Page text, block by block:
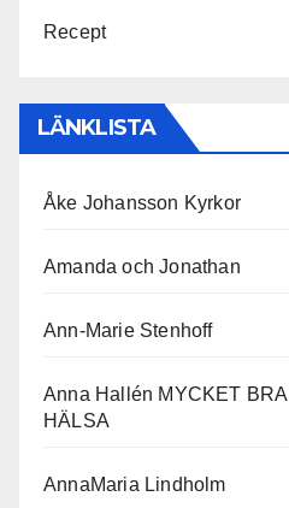
Recept
LÄNKLISTA
Åke Johansson Kyrkor
Amanda och Jonathan
Ann-Marie Stenhoff
Anna Hallén MYCKET
HÄLSA
AnnaMaria Lindholm